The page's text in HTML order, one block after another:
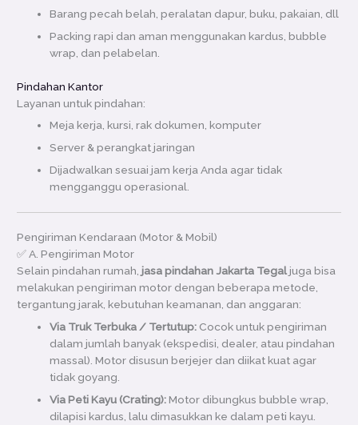
Barang pecah belah, peralatan dapur, buku, pakaian, dll
Packing rapi dan aman menggunakan kardus, bubble
wrap, dan pelabelan.
Pindahan Kantor
Layanan untuk pindahan:
Meja kerja, kursi, rak dokumen, komputer
Server & perangkat jaringan
Dijadwalkan sesuai jam kerja Anda agar tidak
mengganggu operasional.
Pengiriman Kendaraan (Motor & Mobil)
✅ A. Pengiriman Motor
Selain pindahan rumah,jasa pindahan Jakarta Tegaljuga bisa
melakukan pengiriman motor dengan beberapa metode,
tergantung jarak, kebutuhan keamanan, dan anggaran:
Via Truk Terbuka / Tertutup: Cocok untuk pengiriman
dalam jumlah banyak (ekspedisi, dealer, atau pindahan
massal). Motor disusun berjejer dan diikat kuat agar
tidak goyang.
Via Peti Kayu (Crating):Motor dibungkus bubble wrap,
dilapisi kardus, lalu dimasukkan ke dalam peti kayu.